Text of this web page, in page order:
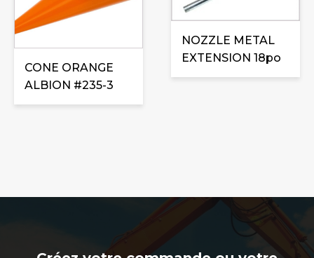
CONE ORANGE
ALBION #235-3
NOZZLE METAL
EXTENSION 18po